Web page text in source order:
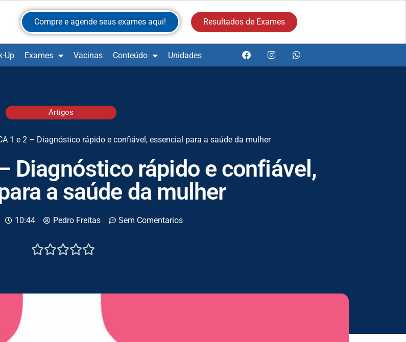
Compre e agende seus exames aqui! Resultados de Exames
Up Exames Vacinas Conteúdo Unidades
Artigos
1 e 2 – Diagnóstico rápido e confiável, essencial para a saúde da mulher
Diagnóstico rápido e confiável,
a saúde da mulher
10:44 Pedro Freitas Sem Comentarios
